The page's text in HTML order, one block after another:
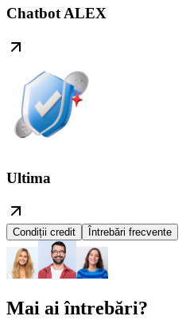
Chatbot ALEX
Ultima
Condiții credit Întrebări frecvente
Mai ai întrebări?